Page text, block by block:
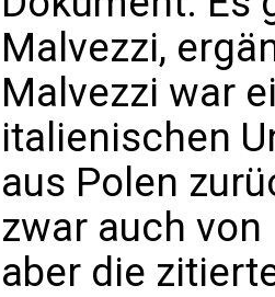
Malvezzi,
Malvezzi war
italienischen
aus Polen
zwar auch
aber die